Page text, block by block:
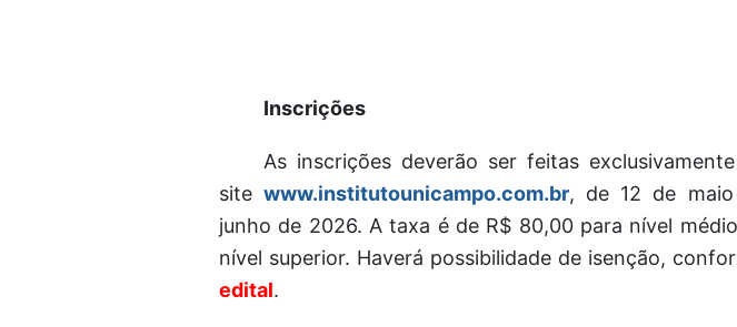
Inscrições
As inscrições deverão ser feitas
sitewww.institutounicampo.com.br, de 12 de
junho de 2026. A taxa é de R$ 80,00 para nível
nível superior. Haverá possibilidade de isenção,
edital.